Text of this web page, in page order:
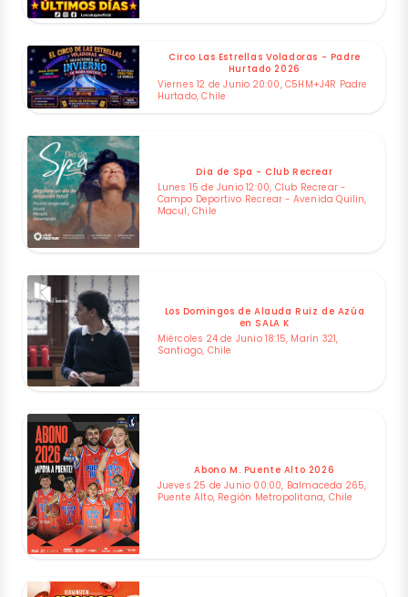
Circo Las Estrellas Voladoras - Padre
Hurtado 2026
Viernes 12 de Junio 20:00, C5HM+J4R Padre
Hurtado, Chile
Dia de Spa - Club Recrear
Lunes 15 de Junio 12:00, Club Recrear -
Campo Deportivo Recrear - Avenida Quilin,
Macul, Chile
Los Domingos de Alauda Ruiz de Azúa
en SALA K
Miércoles 24 de Junio 18:15, Marín 321,
Santiago, Chile
Abono M. Puente Alto 2026
Jueves 25 de Junio 00:00, Balmaceda 265,
Puente Alto, Región Metropolitana, Chile